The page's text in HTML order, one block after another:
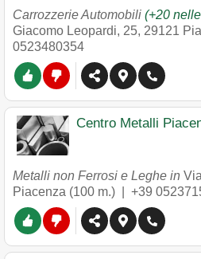
Carrozzerie Automobili (+20
Giacomo Leopardi, 25, 29121
0523480354
Centro Metalli
Metalli non Ferrosi e Leghe in
Piacenza (100 m.) | +39